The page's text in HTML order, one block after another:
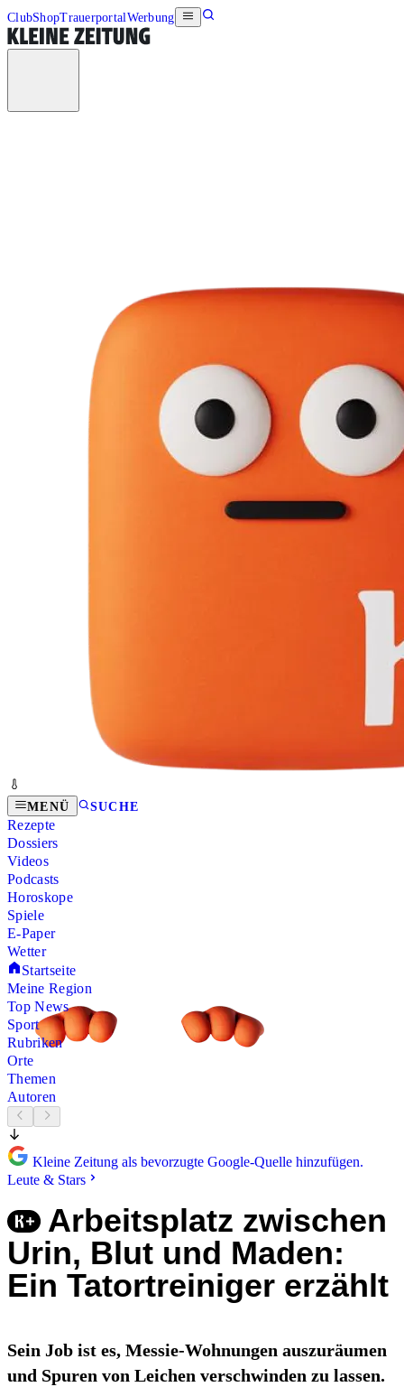
ClubShopTrauerportalWerbung
MENÜ SUCHE
Rezepte
Dossiers
Videos
Podcasts
Horoskope
Spiele
E-Paper
Wetter
Startseite
Meine Region
Top News
Sport
Rubriken
Orte
Themen
Autoren
Kleine Zeitung als bevorzugte Google-Quelle hinzufügen.
Leute & Stars
Arbeitsplatz zwischen
Urin, Blut und Maden:
Ein Tatortreiniger erzählt
Sein Job ist es, Messie-Wohnungen auszuräumen
und Spuren von Leichen verschwinden zu lassen.